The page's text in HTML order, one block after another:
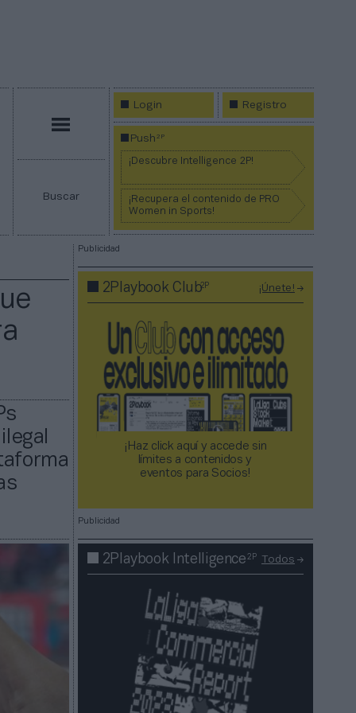
Buscar
Login Registro
Push2P
¡Descubre Intelligence 2P!
¡Recupera el contenido de PRO
Women in Sports!
Publicidad
2Playbook Club2P ¡Únete!
¡Haz click aquí y accede sin
límites a contenidos y
eventos para Socios!​​​​​​​
Publicidad
2Playbook Intelligence2P Todos